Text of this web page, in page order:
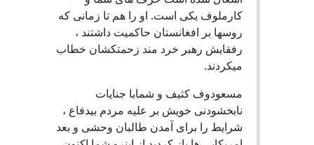
کارملوف یکی است. او را هم تا زمانی که
روسها بر افغانستان حاکمیت داشتند ،
رفقایش رهبر خرد مند زحمتکشان خطاب
میکردند.
مسعودوف کثیف و شمابا جنایات
نابخشودنی خویش بر علیه مردم بیدفاع ،
شرایط را برای آمدن طالبان وحشی و بعد